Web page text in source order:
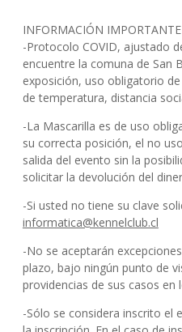
INFORMACIÓN
-Protocolo COVID, ajustado
encuentre la comuna de San
exposición, uso obligatorio
de temperatura, distancia
-La Mascarilla es de uso
su correcta posición, el no
salida del evento sin la
solicitar la devolución del
-Si usted no tiene su clave
informatica@kennelclub.cl
-No se aceptarán
plazo, bajo ningún punto de
providencias de sus casos en
-Sólo se considera inscrito el